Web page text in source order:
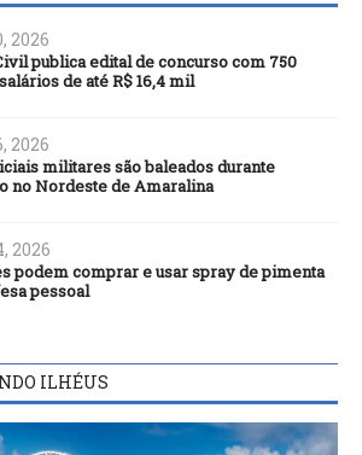
2026
publica edital de concurso com 750
de até R$ 16,4 mil
2026
militares são baleados durante
no Nordeste de Amaralina
2026
podem comprar e usar spray de pimenta
pessoal
ILHÉUS